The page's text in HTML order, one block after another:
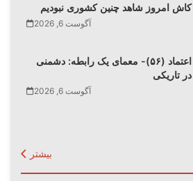
کاش امروز شاهد چنین کشوری نبودیم
آگوست 6, 2026
اعتماد (۵۶)- معمای یک رابطه: دشمنی
در تاریکی
آگوست 6, 2026
بیشتر